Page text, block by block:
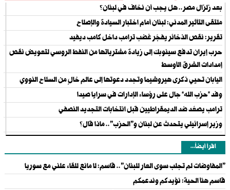
بعد زلزال مصر.. هل يجب أن نخاف في لبنان؟
ملتقى التأثير المدني: لبنان أمام اختبار السيادة والإصلاح
تقرير: نقص الذخائر يفجّر غضب ترامب داخل كامب ديفيد
حرب إيران تدفع سينوبك إلى زيادة مشترياتها من النفط الروسي لتعويض نقص
إمدادات الشرق الأوسط
اليابان تحيي ذكرى هيروشيما وتجدد دعوتها إلى عالم خالٍ من السلاح النووي
وفد “حزب الله” جال على رؤساء الإدارات في سرايا صيدا
ترامب يصعّد ضد الديمقراطيين قبل انتخابات التجديد النصفي
وزير إسرائيلي يتحدث عن لبنان و"الحزب".. ماذا قال؟
اقرأ أيضاً...
"المفاوضات لم تجلب سوى العار للبنان".. قاسم: لا مانع للقاء علني مع سوريا
قاسم هنأ الحية: نؤيدكم وندعمكم